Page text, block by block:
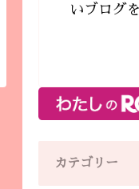
いブログ
カテゴリー